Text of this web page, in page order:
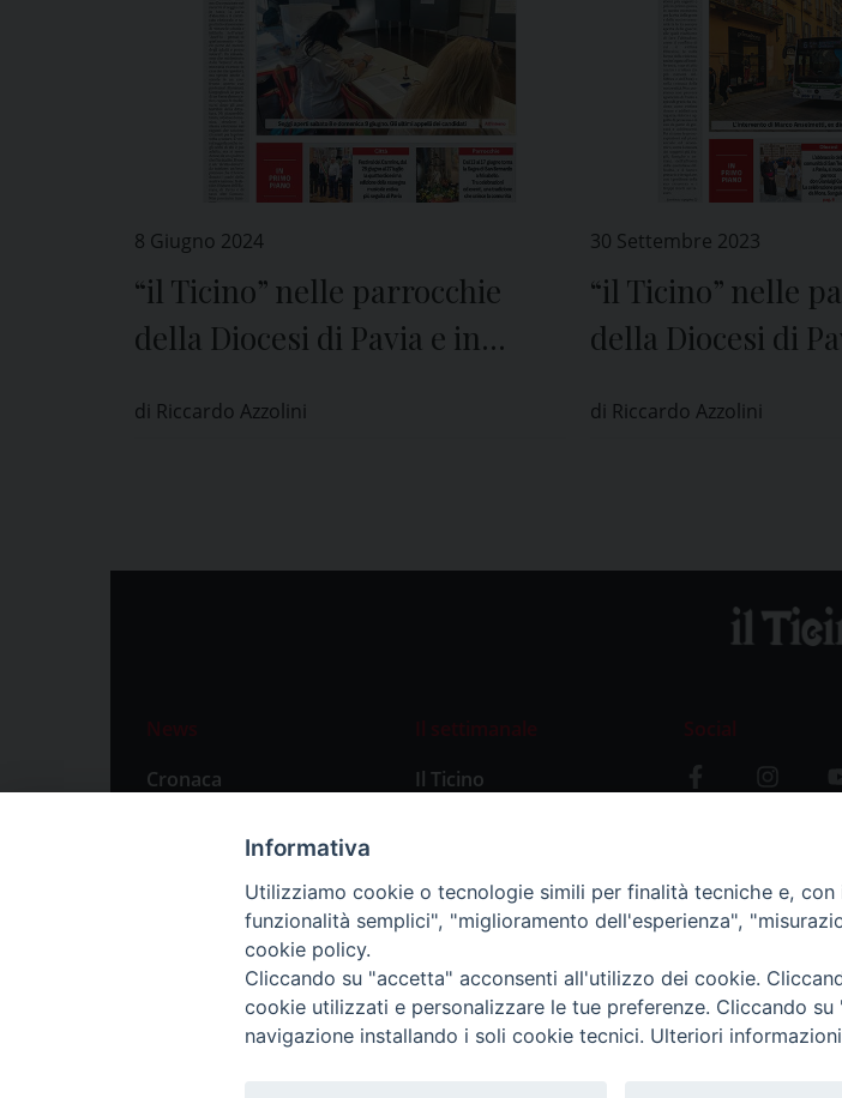
8 Giugno 2024
“il Ticino” nelle parrocchie
della Diocesi di Pavia e in
di Riccardo Azzolini
30 Settembre 2023
“il Ticino” nelle
della Diocesi di
di Riccardo Azzolini
News
Cronaca
Primo Piano
Il settimanale
Il Ticino
Social
Informativa
Utilizziamo cookie o tecnologie simili per finalità tecniche e,
funzionalità semplici", "miglioramento dell'esperienza",
cookie policy.
Cliccando su "accetta" acconsenti all'utilizzo dei cookie.
cookie utilizzati e personalizzare le tue preferenze. Cliccando
navigazione installando i soli cookie tecnici. Ulteriori